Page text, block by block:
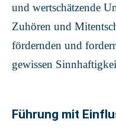
und wertschätzende
Zuhören und
fördernden und
gewissen
Führung mit